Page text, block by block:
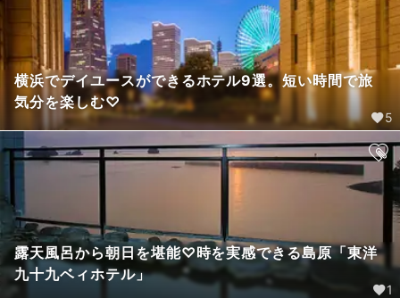
横浜でデイユースができるホテル9選。短い時間で旅
気分を楽しむ♡
5
露天風呂から朝日を堪能♡時を実感できる島原「東洋
九十九ベィホテル」
1